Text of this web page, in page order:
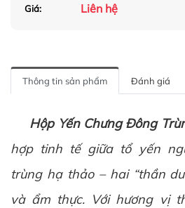
Giá: Liên hệ
Thông tin sản phẩm Đánh giá
Hộp Yến ChưngĐông
hợp tinh tế giữa tổ yến
trùng hạ thảo – hai “thần
và ẩm thực. Với hương vị